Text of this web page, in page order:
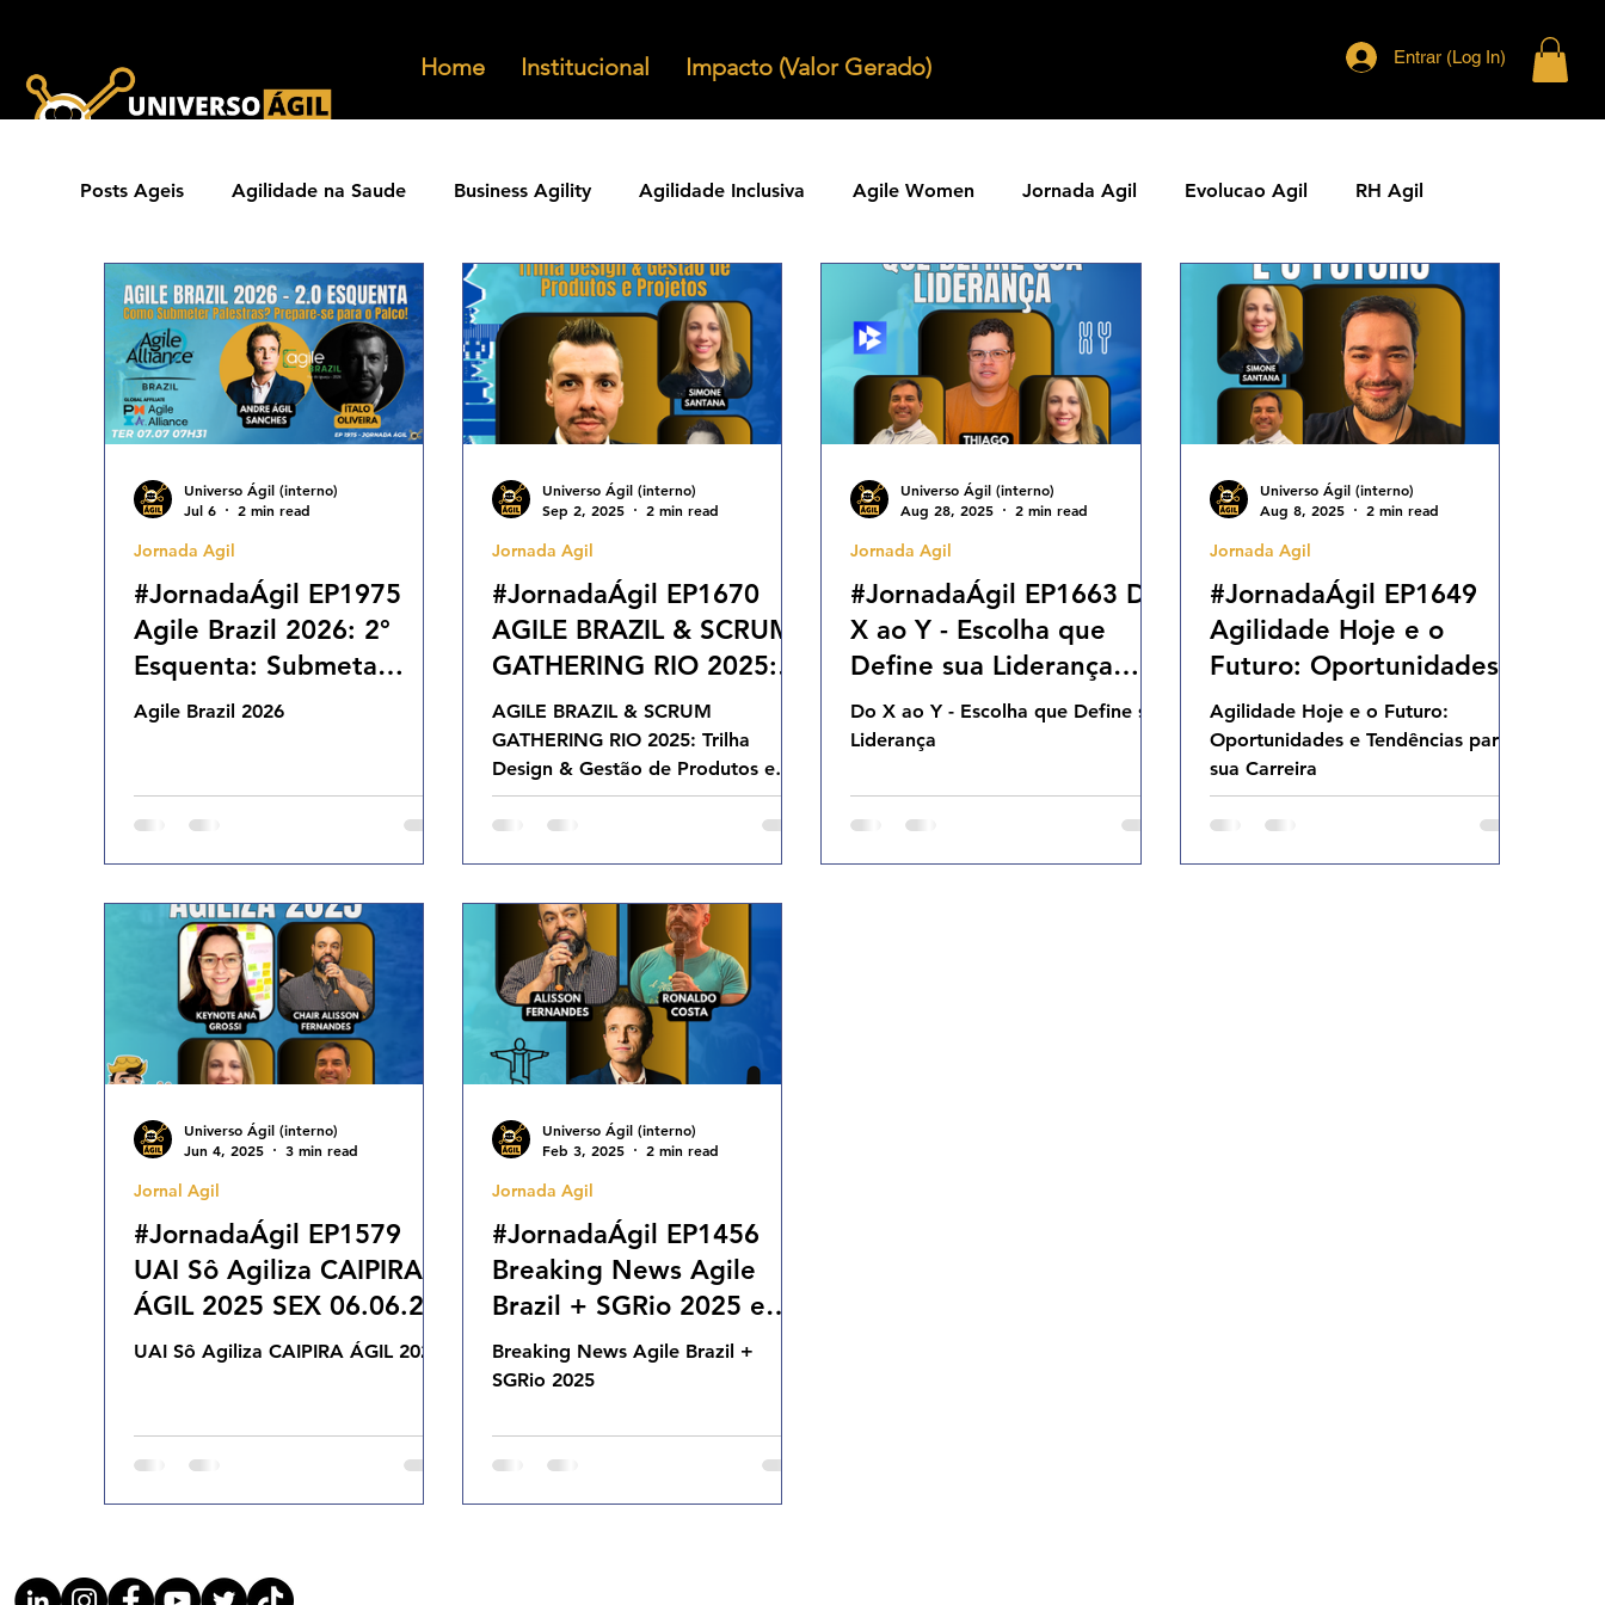
Home Institucional Impacto (Valor Gerado) Entrar (Log In)
Posts Ageis Agilidade na Saude Business Agility Agilidade Inclusiva Agile Women Jornada Agil Evolucao Agil RH Agil
Ferramentas Ageis Carreiras Ageis Agilidade em Produtos Organizacoes Ageis Parcerias Ageis Jornal Agil Lideranca Agil
Agilidade Jurídica Vendas Ágeis Eventos Ageis Agilidade Em Escala Learning Agility Comunidades Ageis Gestao Agil
Agilidade ESG Metodos Ageis Transformacao Agil Metricas KPIs Ageis
#JornadaÁgil EP1975
Agile Brazil 2026: 2°
Esquenta: Submeta
Palestras e Prepare-se
Agile Brazil 2026
Jornada Agil
Universo Ágil (interno)
Jul 6
2 min read
#JornadaÁgil EP1670
AGILE BRAZIL & SCRUM
GATHERING RIO 2025:
Trilha Design & Gestão
de Produtos e Projetos
SEX 05.09.25 07h31
AGILE BRAZIL & SCRUM
GATHERING RIO 2025: Trilha
Design & Gestão de Produtos e
Projetos
Jornada Agil
Universo Ágil (interno)
Sep 2, 2025
2 min read
#JornadaÁgil EP1663 Do
X ao Y - Escolha que
Define sua Liderança
SEX 29.08.25 07h31
Do X ao Y - Escolha que Define sua
Liderança
Jornada Agil
Universo Ágil (interno)
Aug 28, 2025
2 min read
#JornadaÁgil EP1649
Agilidade Hoje e o
Futuro: Oportunidades e
Tendências
para sua Carreira SEX
15.08.25 07h31
Agilidade Hoje e o Futuro:
Oportunidades e Tendências para
sua Carreira
Jornada Agil
Universo Ágil (interno)
Aug 8, 2025
2 min read
#JornadaÁgil EP1579
UAI Sô Agiliza CAIPIRA
ÁGIL 2025 SEX 06.06.25
07h31
UAI Sô Agiliza CAIPIRA ÁGIL 2025
Jornal Agil
Universo Ágil (interno)
Jun 4, 2025
3 min read
#JornadaÁgil EP1456
Breaking News Agile
Brazil + SGRio 2025 e
Spoilers desta União SEG
03.02.24 07h31
Breaking News Agile Brazil +
SGRio 2025
Jornada Agil
Universo Ágil (interno)
Feb 3, 2025
2 min read